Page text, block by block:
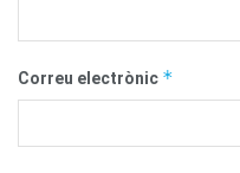
Correu electrònic *